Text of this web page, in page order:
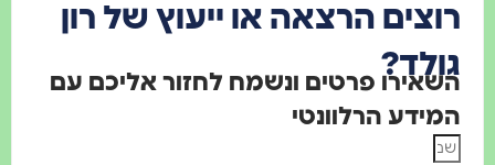
רוצים הרצאה או ייעוץ של רון
גולד?
השאירו פרטים ונשמח לחזור אליכם עם
המידע הרלוונטי